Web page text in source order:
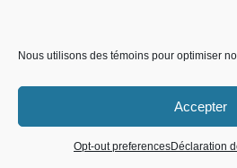
Nous utilisons des témoins pour optimiser
Accepter
Opt-out preferencesDéclaration
Conditions d'utilisation
Politique de cookies (UE)
Neve| Propulsé par